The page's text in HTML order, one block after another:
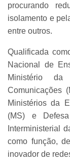
procurando
isolamento e
entre outros.
Qualificada
Nacional de
Ministério da
Comunicações
Ministérios da
(MS) e
Interministerial
como função,
inovador de